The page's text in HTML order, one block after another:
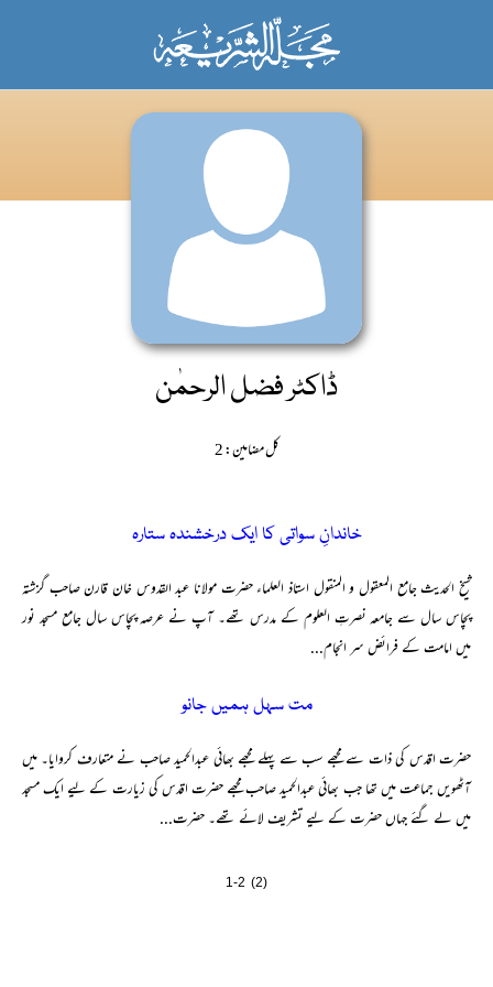
ڈاکٹر فضل الرحمٰن
کل مضامین: 2
خاندانِ سواتی کا ایک درخشندہ ستارہ
شیخ الحدیث جامع المعقول و المنقول استاذ العلماء حضرت مولانا عبد القدوس خان قارن صاحب گزشتہ
پچاس سال سے جامعہ نصرتِ العلوم کے مدرس تھے۔ آپ نے عرصہ پچاس سال جامع مسجد نور
میں امامت کے فرائض سر انجام...
مت سہل ہمیں جانو
حضرت اقدس کی ذات سے مجھے سب سے پہلے مجھے بھائی عبدالحمید صاحب نے متعارف کروایا۔ میں
آٹھویں جماعت میں تھا جب بھائی عبدالحمید صاحب مجھے حضرت اقدس کی زیارت کے لیے ایک مسجد
میں لے گئے جہاں حضرت کے لیے تشریف لائے تھے۔ حضرت...
1-2 (2)